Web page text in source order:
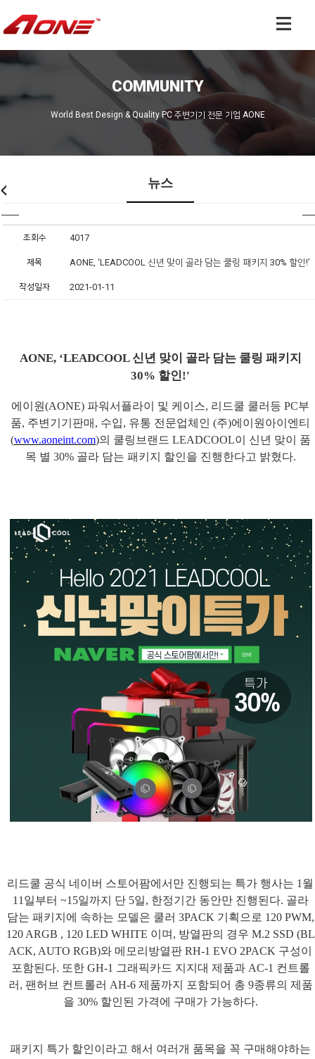
COMMUNITY
World Best Design & Quality PC 주변기기 전문 기업 AONE
뉴스
조회수 4017
제목 AONE, ‘LEADCOOL 신년 맞이 골라 담는 쿨링 패키지 30% 할인!’
작성일자 2021-01-11
AONE, ‘LEADCOOL신년 맞이 골라 담는 쿨링 패키지
30% 할인!'
에이원(AONE) 파워서플라이 및 케이스, 리드쿨 쿨러등PC부
품, 주변기기판매 , 수입, 유통 전문업체인(주)에이원아이엔티
(www.aoneint.com)의 쿨링브랜드 LEADCOOL이 신년 맞이 품
목 별 30% 골라 담는 패키지 할인을 진행한다고 밝혔다.
리드쿨 공식 네이버 스토어팜에서만 진행되는 특가 행사는 1 월
11 일부터 ~15일까지 단 5일, 한정기간 동안만 진행된다. 골라
담는 패키지에 속하는 모델은 쿨러 3PACK 기획으로 120 PWM,
120 ARGB , 120 LED WHITE 이며 , 방열판의 경우 M.2 SSD (BL
ACK, AUTO RGB)와 메모리방열판RH-1 EVO 2PACK 구성이
포함된다. 또한 GH-1 그래픽카드 지지대 제품과 AC-1 컨트롤
러 , 팬허브 컨트롤러 AH-6 제품까지 포함되어 총 9종류의 제품
을 30% 할인된 가격에 구매가 가능하다.
패키지 특가 할인이라고 해서 여러개 품목을 꼭 구매해야하는